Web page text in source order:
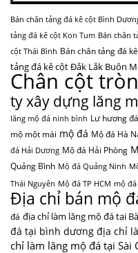
Bán chân tảng đá kê cột Bình
tảng đá kê cột Kon Tum Bán chân
cột Thái Bình Bán chân tảng đá
tảng đá kê cột Đắk Lắk Buôn
Chân cột tròn
ty xây dựng lăng
lăng mộ đá ninh bình Lư hương
mộ một mái mộ đá Mộ đá Hà
đá Hải Dương Mộ đá Hải Phòng
Quảng Bình Mộ đá Quảng Ninh
Thái Nguyên Mộ đá TP HCM mộ
Địa chỉ bán mộ
đá địa chỉ làm lăng mộ đá tại
đá tại bình dương địa chỉ
chỉ làm lăng mộ đá tại Sài